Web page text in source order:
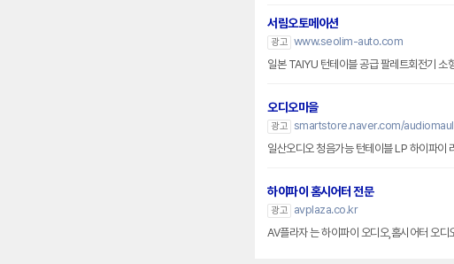
서림오토메이션
광고 www.seolim-auto.com
일본 TAIYU 턴테이블 공급 팔레트회전기 소
오디오마을
광고 smartstore.naver.com/audiomaul
일산오디오 청음가능 턴테이블 LP 하이파이
하이파이 홈시어터 전문
광고
avplaza.co.kr
AV플라자 는 하이파이 오디오,홈시어터 오디